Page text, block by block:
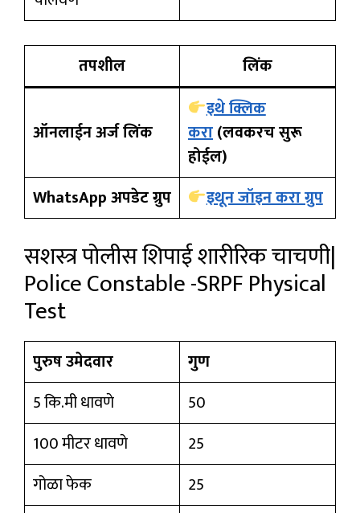
तपशील लिंक
ऑनलाईन अर्ज लिंक
इथे क्लिक
करा(लवकरच सुरू
होईल)
WhatsApp अपडेट ग्रुप
इथून जॉइन करा ग्रुप
सशस्त्र पोलीस शिपाई शारीरिक चाचणी|
Police Constable -SRPF Physical
Test
पुरुष उमेदवार
गुण
5 कि.मी धावणे
50
100 मीटर धावणे
25
गोळा फेक
25